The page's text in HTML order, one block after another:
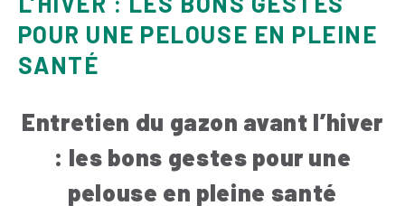
POUR UNE PELOUSE EN PLEINE
SANTÉ
Entretien du gazon avant l’hiver
: les bons gestes pour une
pelouse en pleine santé